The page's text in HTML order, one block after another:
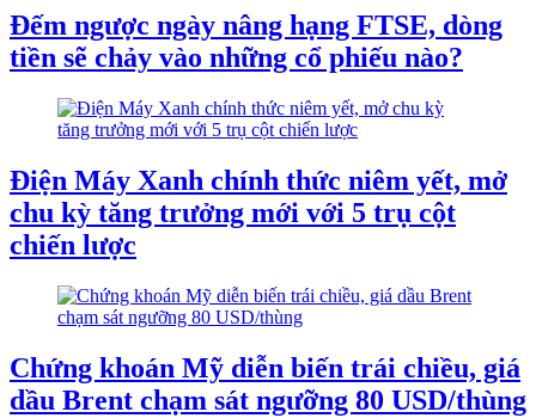
Đếm ngược ngày nâng hạng FTSE, dòng
tiền sẽ chảy vào những cổ phiếu nào?
Điện Máy Xanh chính thức niêm yết, mở
chu kỳ tăng trưởng mới với 5 trụ cột
chiến lược
Chứng khoán Mỹ diễn biến trái chiều, giá
dầu Brent chạm sát ngưỡng 80 USD/thùng